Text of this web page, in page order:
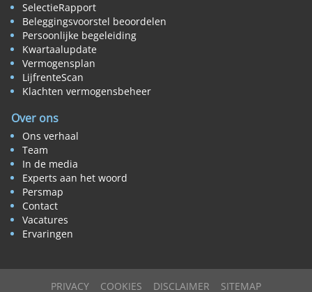
SelectieRapport
Beleggingsvoorstel beoordelen
Persoonlijke begeleiding
Kwartaalupdate
Vermogensplan
LijfrenteScan
Klachten vermogensbeheer
Over ons
Ons verhaal
Team
In de media
Experts aan het woord
Persmap
Contact
Vacatures
Ervaringen
PRIVACY COOKIES DISCLAIMER SITEMAP